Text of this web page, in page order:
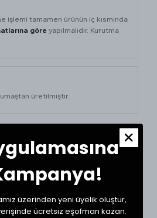
işlemi tamamen ürünün iç kısmında
göre yapılmalıdır. Kurutma
üretilmiştir.
üzerinden yeni üyelik oluştur,
ücretsiz eşofman kazan.